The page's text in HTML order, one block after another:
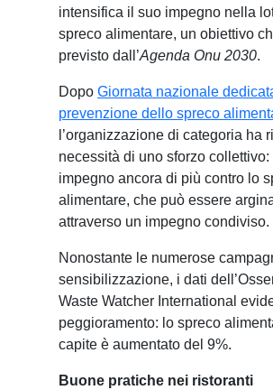
intensifica il suo impegno nella
spreco alimentare, un obiettivo
previsto dall’Agenda Onu 2030.
Dopo Giornata nazionale
prevenzione dello spreco
l’organizzazione di categoria ha
necessità di uno sforzo collettivo:
impegno ancora di più contro lo
alimentare, che può essere
attraverso un impegno condiviso.
Nonostante le numerose
sensibilizzazione, i dati
Waste Watcher International
peggioramento: lo spreco
capite è aumentato del 9%.
Buone pratiche nei ristoranti